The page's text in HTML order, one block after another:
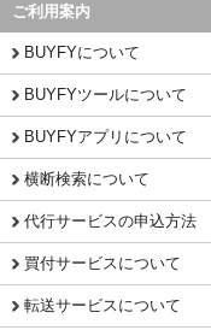
ご利用案内
BUYFYについて
BUYFYツールについて
BUYFYアプリについて
横断検索について
代行サービスの申込方法
買付サービスについて
転送サービスについて